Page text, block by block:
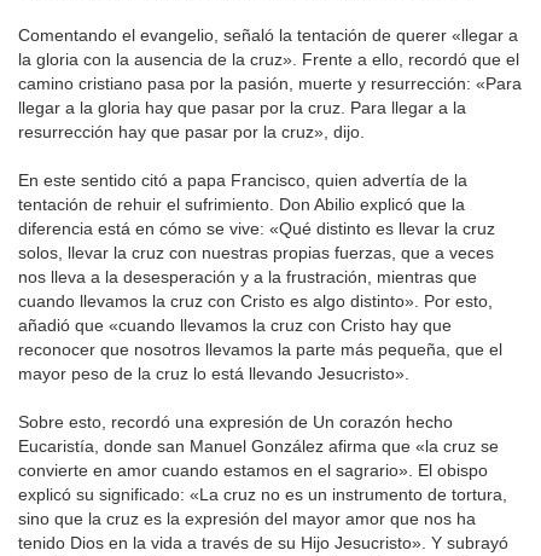
Comentando el evangelio, señaló la tentación de querer «llegar a
la gloria con la ausencia de la cruz». Frente a ello, recordó que el
camino cristiano pasa por la pasión, muerte y resurrección: «Para
llegar a la gloria hay que pasar por la cruz. Para llegar a la
resurrección hay que pasar por la cruz», dijo.
En este sentido citó a papa Francisco, quien advertía de la
tentación de rehuir el sufrimiento. Don Abilio explicó que la
diferencia está en cómo se vive: «Qué distinto es llevar la cruz
solos, llevar la cruz con nuestras propias fuerzas, que a veces
nos lleva a la desesperación y a la frustración, mientras que
cuando llevamos la cruz con Cristo es algo distinto». Por esto,
añadió que «cuando llevamos la cruz con Cristo hay que
reconocer que nosotros llevamos la parte más pequeña, que el
mayor peso de la cruz lo está llevando Jesucristo».
Sobre esto, recordó una expresión de Un corazón hecho
Eucaristía, donde san Manuel González afirma que «la cruz se
convierte en amor cuando estamos en el sagrario». El obispo
explicó su significado: «La cruz no es un instrumento de tortura,
sino que la cruz es la expresión del mayor amor que nos ha
tenido Dios en la vida a través de su Hijo Jesucristo». Y subrayó